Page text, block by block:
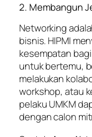
2. Membangun
Networking
bisnis. HIPMI
kesempatan
untuk bertemu,
melakukan
workshop, atau
pelaku UMKM
dengan calon